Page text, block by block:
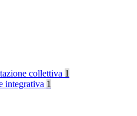
collettiva 1
integrativa 1